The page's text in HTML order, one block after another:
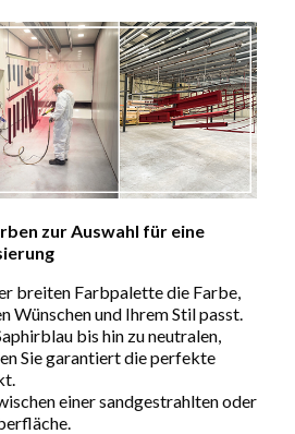
zur Auswahl für eine
breiten Farbpalette die Farbe,
Wünschen und Ihrem Stil passt.
bis hin zu neutralen,
Sie garantiert die perfekte
einer sandgestrahlten oder